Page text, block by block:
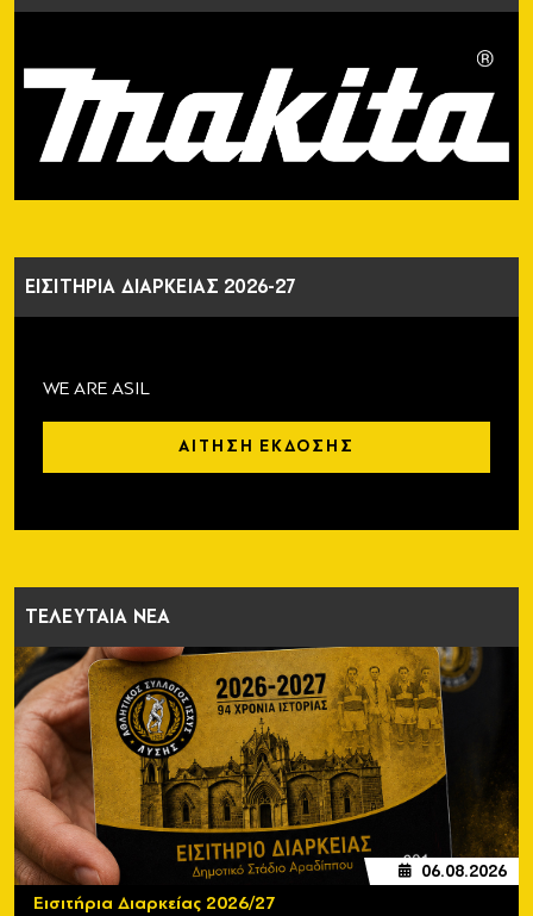
ΕΙΣΙΤΗΡΙΑ ΔΙΑΡΚΕΙΑΣ 2026-27
WE ARE ASIL
ΑΙΤΗΣΗ ΕΚΔΟΣΗΣ
ΤΕΛΕΥΤΑΙΑ ΝΕΑ
06.08.2026
Εισιτήρια Διαρκείας 2026/27